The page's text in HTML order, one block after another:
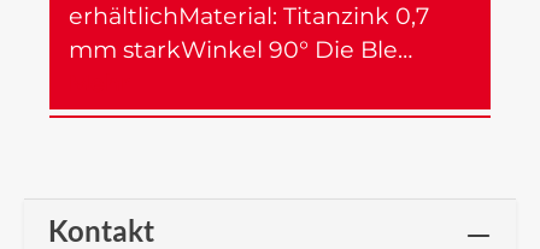
erhältlichMaterial: Titanzink 0,7
mm starkWinkel 90° Die Ble…
Kontakt